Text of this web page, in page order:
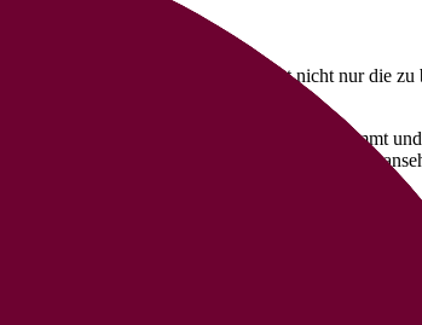
Stellenausschreibung beschreibt nicht nur die zu
sich zu bewerben!
was bei potenziellen Bewerber:innen ankommt
zur Inspiration
sich monatlich bei uns über Ihre
mir in meiner beruflichen Laufbahn oft selbst